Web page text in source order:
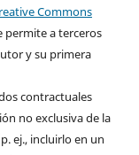
Commons
permite a terceros
y su primera
contractuales
no exclusiva de la
ej., incluirlo en un